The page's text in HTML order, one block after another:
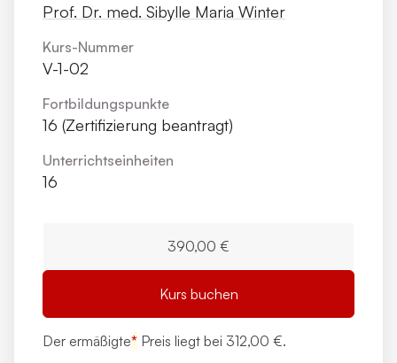
Prof. Dr. med. Sibylle Maria Winter
Kurs-Nummer
V-1-02
Fortbildungs­punkte
16 (Zertifizierung beantragt)
Unterrichts­einheiten
16
390,00 €
Kurs buchen
Der ermäßigte* Preis liegt bei 312,00 €.